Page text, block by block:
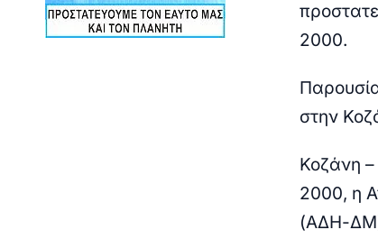
2000.
στην
Κοζάνη
2000, η
(ΑΔΗ-ΔΜ),